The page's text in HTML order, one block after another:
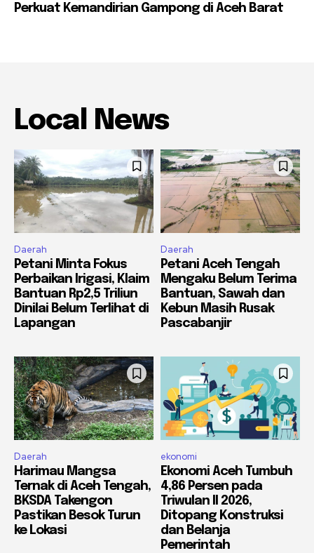
Perkuat Kemandirian Gampong di Aceh Barat
Local News
Daerah
Petani Minta Fokus
Perbaikan Irigasi, Klaim
Bantuan Rp2,5 Triliun
Dinilai Belum Terlihat di
Lapangan
Daerah
Petani Aceh Tengah
Mengaku Belum Terima
Bantuan, Sawah dan
Kebun Masih Rusak
Pascabanjir
Daerah
Harimau Mangsa
Ternak di Aceh Tengah,
BKSDA Takengon
Pastikan Besok Turun
ke Lokasi
ekonomi
Ekonomi Aceh Tumbuh
4,86 Persen pada
Triwulan II 2026,
Ditopang Konstruksi
dan Belanja
Pemerintah